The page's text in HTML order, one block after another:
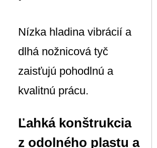
Nízka hladina vibrácií a
dlhá nožnicová tyč
zaisťujú pohodlnú a
kvalitnú prácu.
Ľahká konštrukcia
z odolného plastu a